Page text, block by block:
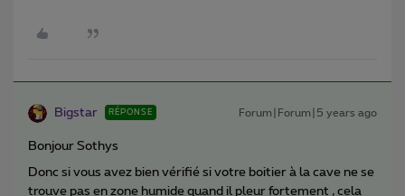
Bigstar RÉPONSE Forum|Forum|5 years ago
Bonjour Sothys
Donc si vous avez bien vérifié si votre boitier à la cave ne se
trouve pas en zone humide quand il pleur fortement , cela